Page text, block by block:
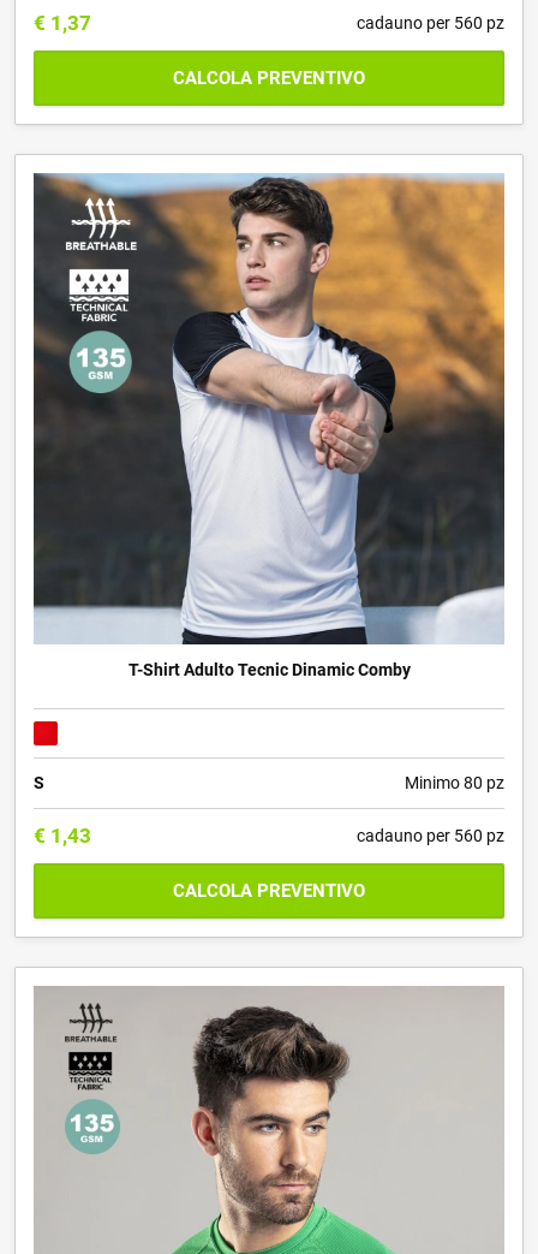
€ 1,37 cadauno per 560 pz
CALCOLA PREVENTIVO
T-Shirt Adulto Tecnic Dinamic Comby
S Minimo 80 pz
€ 1,43 cadauno per 560 pz
CALCOLA PREVENTIVO